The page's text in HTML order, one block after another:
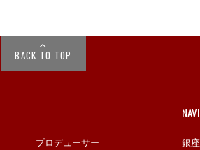
BACK TO TOP
プロデューサー 銀